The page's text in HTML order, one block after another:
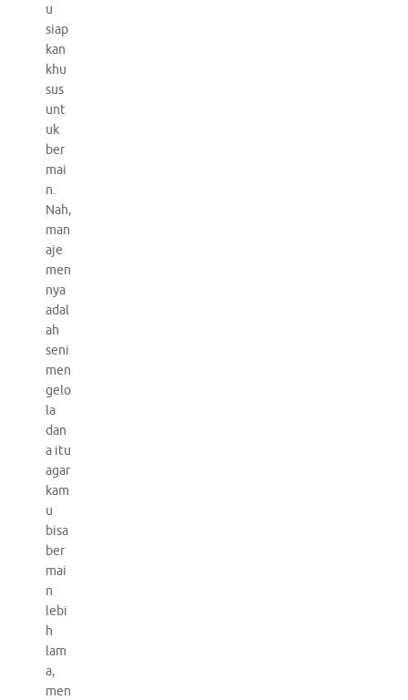
u
siap
kan
khu
sus
unt
uk
ber
mai
n.
Nah,
man
aje
men
nya
adal
ah
seni
men
gelo
la
dan
a itu
agar
kam
u
bisa
ber
mai
n
lebi
h
lam
a,
men